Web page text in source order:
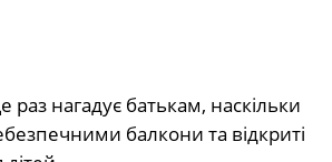
нагадує батькам, наскільки
балкони та відкриті